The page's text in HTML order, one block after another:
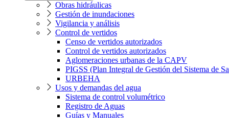
Obras hidráulicas
Gestión de inundaciones
Vigilancia y análisis
Control de vertidos
Censo de vertidos autorizados
Control de vertidos autorizados
Aglomeraciones urbanas de la CAPV
PIGSS (Plan Integral de Gestión del Sistema de
URBEHA
Usos y demandas del agua
Sistema de control volumétrico
Registro de Aguas
Guías y Manuales